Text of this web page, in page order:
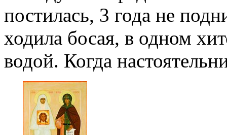
постилась, 3 года не
ходила босая, в одном
водой. Когда